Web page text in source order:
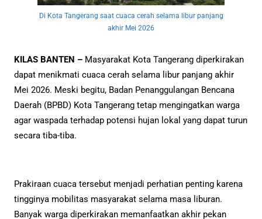
Di Kota Tangerang saat cuaca cerah selama libur panjang
akhir Mei 2026
KILAS BANTEN – Masyarakat Kota Tangerang diperkirakan
dapat menikmati cuaca cerah selama libur panjang akhir
Mei 2026. Meski begitu, Badan Penanggulangan Bencana
Daerah (BPBD) Kota Tangerang tetap mengingatkan warga
agar waspada terhadap potensi hujan lokal yang dapat turun
secara tiba-tiba.
Prakiraan cuaca tersebut menjadi perhatian penting karena
tingginya mobilitas masyarakat selama masa liburan.
Banyak warga diperkirakan memanfaatkan akhir pekan